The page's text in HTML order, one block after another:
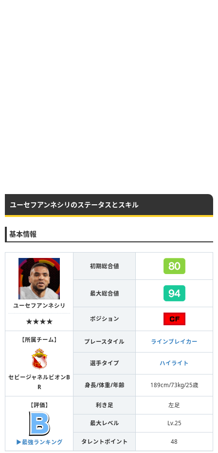
ユーセフアンネシリのステータスとスキル
基本情報
ユーセフアンネシリ
★★★★
初期総合値
最大総合値
ポジション
【所属チーム】
セビージャネルビオンB
R
プレースタイル ラインブレイカー
選手タイプ ハイライト
身長/体重/年齢 189cm/73kg/25歳
【評価】
▶︎最強ランキング
利き足 左足
最大レベル Lv.25
タレントポイント 48